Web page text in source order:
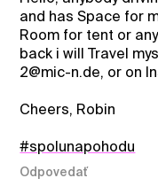
and has Space for
Room for tent or
back i will Travel
2@mic-n.de, or on
Cheers, Robin
#spolunapohodu
Odpovedať